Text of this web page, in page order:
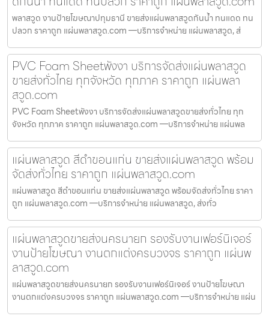
พลาสวูด งานป้ายโฆษณาปทุมธานี ขายส่งแผ่นพลาสวูดกันน้ำ ทนแดด ทน
ปลวก ราคาถูก แผ่นพลาสวูด.com —บริการจำหน่าย แผ่นพลาสวูด, ส่
PVC Foam Sheetพังงา บริการจัดส่งแผ่นพลาสวูด
ขายส่งทั่วไทย ทุกจังหวัด ทุกภาค ราคาถูก แผ่นพลา
สวูด.com
PVC Foam Sheetพังงา บริการจัดส่งแผ่นพลาสวูดขายส่งทั่วไทย ทุก
จังหวัด ทุกภาค ราคาถูก แผ่นพลาสวูด.com —บริการจำหน่าย แผ่นพล
แผ่นพลาสวูด สีดำขอนแก่น ขายส่งแผ่นพลาสวูด พร้อม
จัดส่งทั่วไทย ราคาถูก แผ่นพลาสวูด.com
แผ่นพลาสวูด สีดำขอนแก่น ขายส่งแผ่นพลาสวูด พร้อมจัดส่งทั่วไทย ราคา
ถูก แผ่นพลาสวูด.com —บริการจำหน่าย แผ่นพลาสวูด, ส่งทั่ว
แผ่นพลาสวูดขายส่งนครนายก รองรับงานเฟอร์นิเจอร์
งานป้ายโฆษณา งานตกแต่งครบวงจร ราคาถูก แผ่นพ
ลาสวูด.com
แผ่นพลาสวูดขายส่งนครนายก รองรับงานเฟอร์นิเจอร์ งานป้ายโฆษณา
งานตกแต่งครบวงจร ราคาถูก แผ่นพลาสวูด.com —บริการจำหน่าย แผ่น